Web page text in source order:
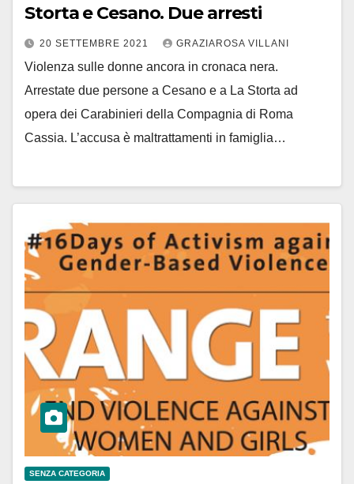
Storta e Cesano. Due arresti
20 SETTEMBRE 2021 GRAZIAROSA VILLANI
Violenza sulle donne ancora in cronaca nera.
Arrestate due persone a Cesano e a La Storta ad
opera dei Carabinieri della Compagnia di Roma
Cassia. L’accusa è maltrattamenti in famiglia…
SENZA CATEGORIA